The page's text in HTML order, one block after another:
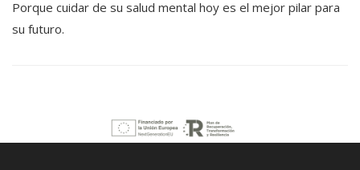
Porque cuidar de su salud mental hoy es el mejor pilar para
su futuro.